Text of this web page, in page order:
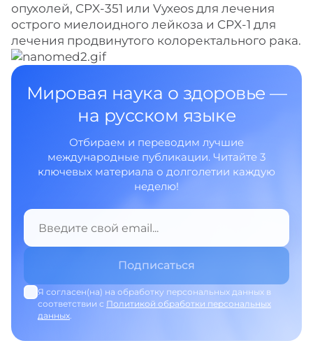
опухолей, CPX‑351 или Vyxeos для лечения
острого миелоидного лейкоза и CPX‑1 для
лечения продвинутого колоректального рака.
Мировая наука о здоровье —
на русском языке
Отбираем и переводим лучшие
международные публикации. Читайте 3
ключевых материала о долголетии каждую
неделю!
Я согласен(на) на обработку персональных данных в
соответствии с Политикой обработки персональных
данных.